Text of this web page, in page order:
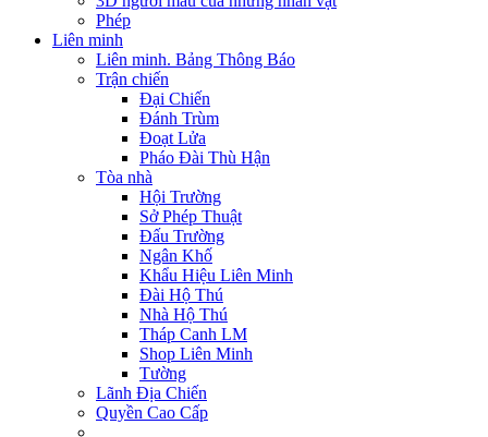
Phép
Liên minh
Liên minh. Bảng Thông Báo
Trận chiến
Đại Chiến
Đánh Trùm
Đoạt Lửa
Pháo Đài Thù Hận
Tòa nhà
Hội Trường
Sở Phép Thuật
Đấu Trường
Ngân Khố
Khẩu Hiệu Liên Minh
Đài Hộ Thú
Nhà Hộ Thú
Tháp Canh LM
Shop Liên Minh
Tường
Lãnh Địa Chiến
Quyền Cao Cấp